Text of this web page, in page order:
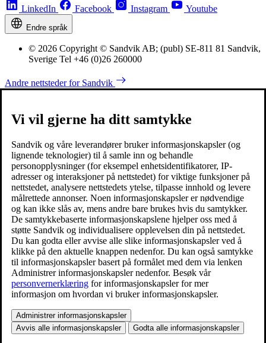
LinkedIn Facebook Instagram Youtube
Endre språk
© 2026 Copyright © Sandvik AB; (publ) SE-811 81 Sandvik,
Sverige Tel +46 (0)26 260000
Andre nettsteder for Sandvik
Vi vil gjerne ha ditt samtykke
Sandvik og våre leverandører bruker informasjonskapsler (og
lignende teknologier) til å samle inn og behandle
personopplysninger (for eksempel enhetsidentifikatorer, IP-
adresser og interaksjoner på nettstedet) for viktige funksjoner på
nettstedet, analysere nettstedets ytelse, tilpasse innhold og levere
målrettede annonser. Noen informasjonskapsler er nødvendige
og kan ikke slås av, mens andre bare brukes hvis du samtykker.
De samtykkebaserte informasjonskapslene hjelper oss med å
støtte Sandvik og individualisere opplevelsen din på nettstedet.
Du kan godta eller avvise alle slike informasjonskapsler ved å
klikke på den aktuelle knappen nedenfor. Du kan også samtykke
til informasjonskapsler basert på formålet med dem via lenken
Administrer informasjonskapsler nedenfor. Besøk vår
personvernerklæring for informasjonskapsler for mer
informasjon om hvordan vi bruker informasjonskapsler.
Administrer informasjonskapsler
Avvis alle informasjonskapsler
Godta alle informasjonskapsler